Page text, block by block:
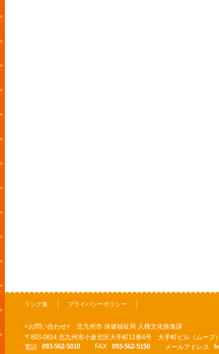
リンク集 プライバシーポリシー
<お問い合わせ> 北九州市 保健福祉局 人権文化推進課
〒803-0814 北九州市小倉北区大手町11番4号 大手町ビル（ムーブ
電話
093-562-5010 FAX 093-562-5150 メールアドレス